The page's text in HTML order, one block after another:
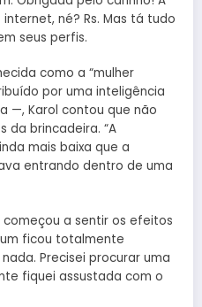
né? Rs. Mas tá tudo
seus perfis.
como a “mulher
por uma inteligência
—, Karol contou que não
da brincadeira. “A
mais baixa que a
entrando dentro de uma
começou a sentir os efeitos
ficou totalmente
Precisei procurar uma
fiquei assustada com o